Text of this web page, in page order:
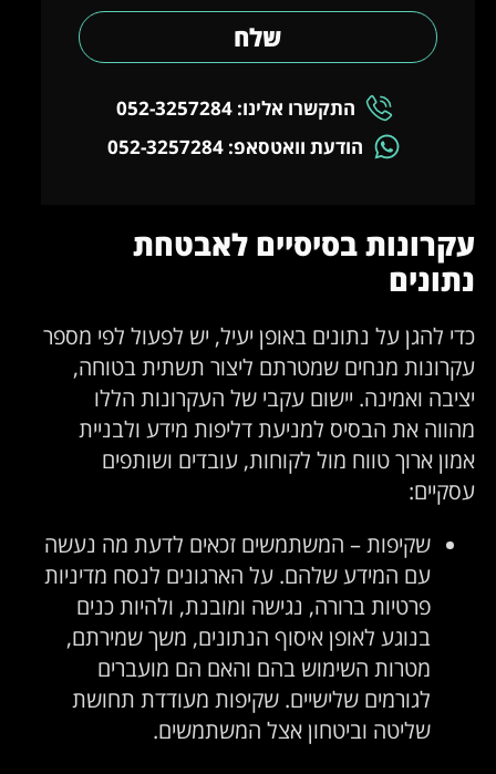
שלח
התקשרו אלינו: 052-3257284
הודעת וואטסאפ: 052-3257284
בסיסיים לאבטחת
להגן על נתונים באופן יעיל, יש לפעול לפי מספר
מנחים שמטרתם ליצור תשתית בטוחה,
ואמינה. יישום עקבי של העקרונות הללו
את הבסיס למניעת דליפות מידע ולבניית
ארוך טווח מול לקוחות, עובדים ושותפים
שקיפות – המשתמשים זכאים לדעת מה נעשה
עם המידע שלהם. על הארגונים לנסח מדיניות
פרטיות ברורה, נגישה ומובנת, ולהיות כנים
בנוגע לאופן איסוף הנתונים, משך שמירתם,
מטרות השימוש בהם והאם הם מועברים
לגורמים שלישיים. שקיפות מעודדת תחושת
שליטה וביטחון אצל המשתמשים.